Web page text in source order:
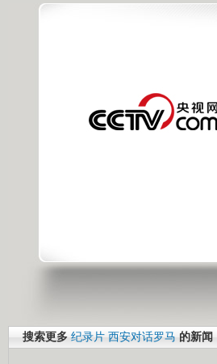
搜索更多 纪录片 西安对话罗马 的新闻